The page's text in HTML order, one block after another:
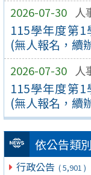
2026-07-30 人
115學年度第
(無人報名，續
2026-07-30 人
115學年度第
(無人報名，續
依公告類
行政公告 ( 5,901 )